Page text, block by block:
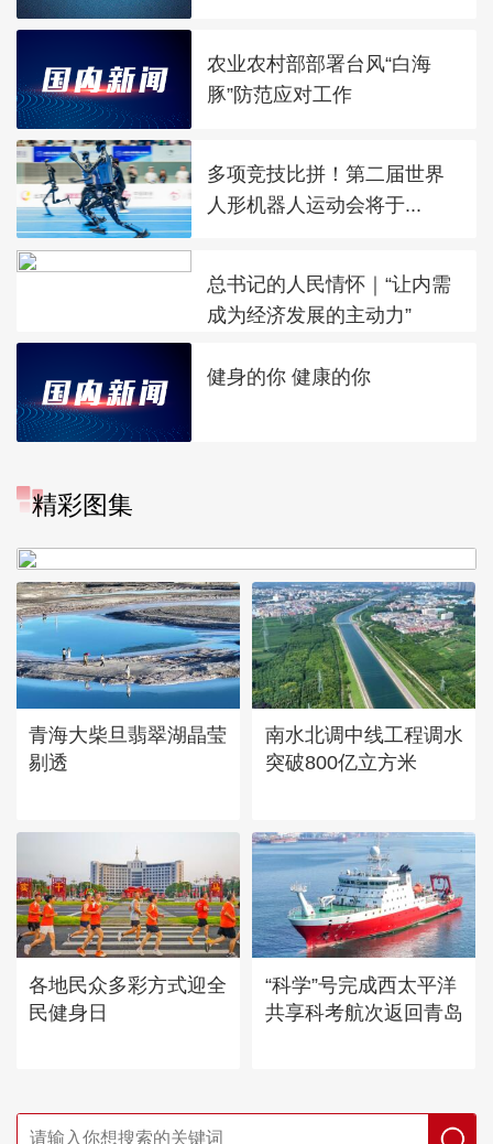
农业农村部部署台风“白海
豚”防范应对工作
多项竞技比拼！第二届世界
人形机器人运动会将于...
总书记的人民情怀｜“让内需
成为经济发展的主动力”
健身的你 健康的你
精彩图集
“大地指纹”奏响夏夜文旅乐
青海大柴旦翡翠湖晶莹
剔透
南水北调中线工程调水
突破800亿立方米
各地民众多彩方式迎全
民健身日
“科学”号完成西太平洋
共享科考航次返回青岛